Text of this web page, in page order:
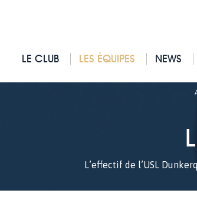
LE CLUB LES ÉQUIPES NEWS
L’effectif de l’USL